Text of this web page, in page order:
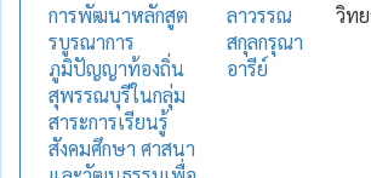
การพัฒนาหลักสูต
รบูรณาการ
ภูมิปัญญาท้องถิ่น
สุพรรณบุรีในกลุ่ม
สาระการเรียนรู้
สังคมศึกษา ศาสนา
ลาวรรณ
สกุลกรุณา
อารีย์
วิท